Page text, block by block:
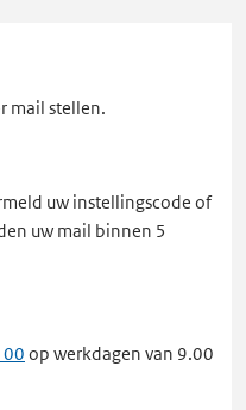
mail stellen.
uw instellingscode of
uw mail binnen 5
op werkdagen van 9.00